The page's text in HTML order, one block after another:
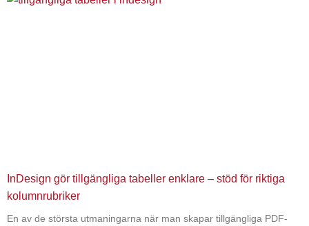
InDesign gör tillgängliga tabeller enklare – stöd för riktiga
kolumnrubriker
En av de största utmaningarna när man skapar tillgängliga PDF-